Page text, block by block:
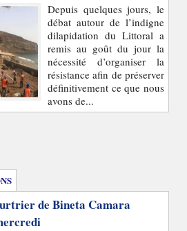
Depuis quelques jours, le
débat autour de l’indigne
dilapidation du Littoral a
remis au goût du jour la
nécessité d’organiser la
résistance afin de préserver
définitivement ce que nous
avons de...
de Bineta Camara